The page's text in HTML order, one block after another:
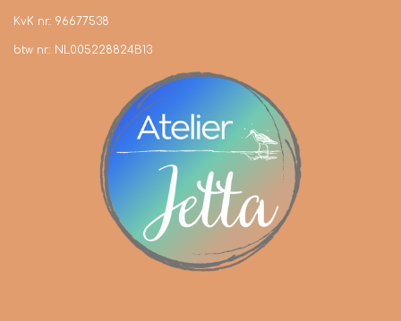
KvK nr.: 96677538
btw nr.: NL005228824B13